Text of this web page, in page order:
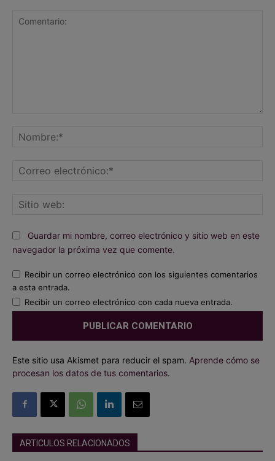
Guardar mi nombre, correo electrónico y sitio web en este
navegador la próxima vez que comente.
Recibir un correo electrónico con los siguientes comentarios
a esta entrada.
Recibir un correo electrónico con cada nueva entrada.
Este sitio usa Akismet para reducir el spam. Aprende cómo se
procesan los datos de tus comentarios.
ARTICULOS RELACIONADOS